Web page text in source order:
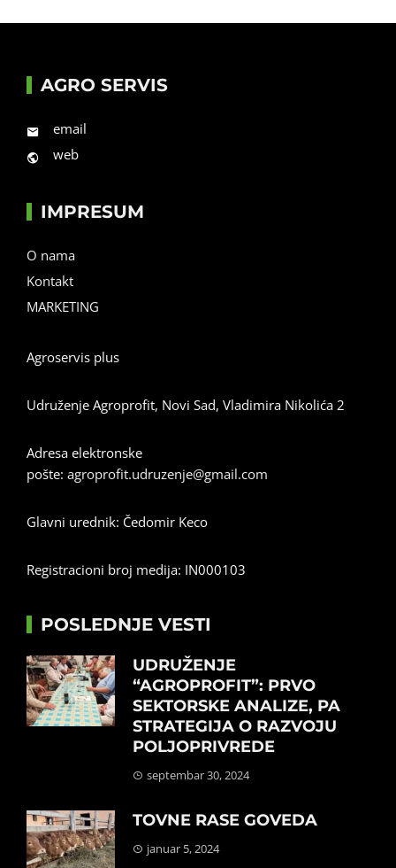
AGRO SERVIS
email
web
IMPRESUM
O nama
Kontakt
MARKETING
Agroservis plus
Udruženje Agroprofit, Novi Sad, Vladimira Nikolića 2
Adresa elektronske
pošte: agroprofit.udruzenje@gmail.com
Glavni urednik: Čedomir Keco
Registracioni broj medija: IN000103
POSLEDNJE VESTI
UDRUŽENJE
“AGROPROFIT”: PRVO
SEKTORSKE ANALIZE, PA
STRATEGIJA O RAZVOJU
POLJOPRIVREDE
septembar 30, 2024
TOVNE RASE GOVEDA
januar 5, 2024